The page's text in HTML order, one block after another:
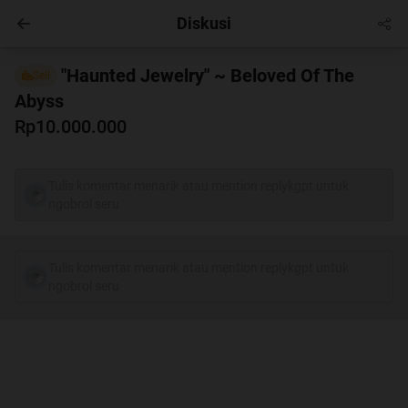
Masuk
Diskusi
Sell
"Haunted Jewelry" ~ Beloved Of The
Abyss
Rp10.000.000